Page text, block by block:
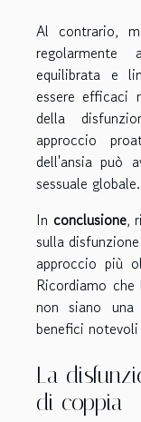
Al contrario,
equilibrata e
essere efficaci
della
approccio
dell'ansia può
sessuale globale.
In conclusione,
sulla
approccio più
Ricordiamo
non siano
benefici
La
di coppia